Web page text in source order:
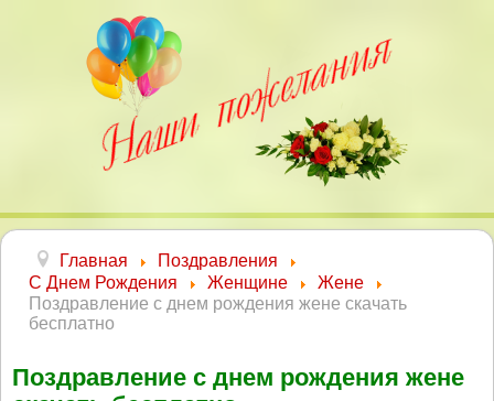
Главная
Поздравления
С Днем Рождения
Женщине
Жене
Поздравление с днем рождения жене скачать
бесплатно
Поздравление с днем рождения жене